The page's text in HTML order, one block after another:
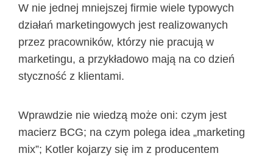
W nie jednej mniejszej firmie wiele typowych
działań marketingowych jest realizowanych
przez pracowników, którzy nie pracują w
marketingu, a przykładowo mają na co dzień
styczność z klientami.
Wprawdzie nie wiedzą może oni: czym jest
macierz BCG; na czym polega idea „marketing
mix”; Kotler kojarzy się im z producentem